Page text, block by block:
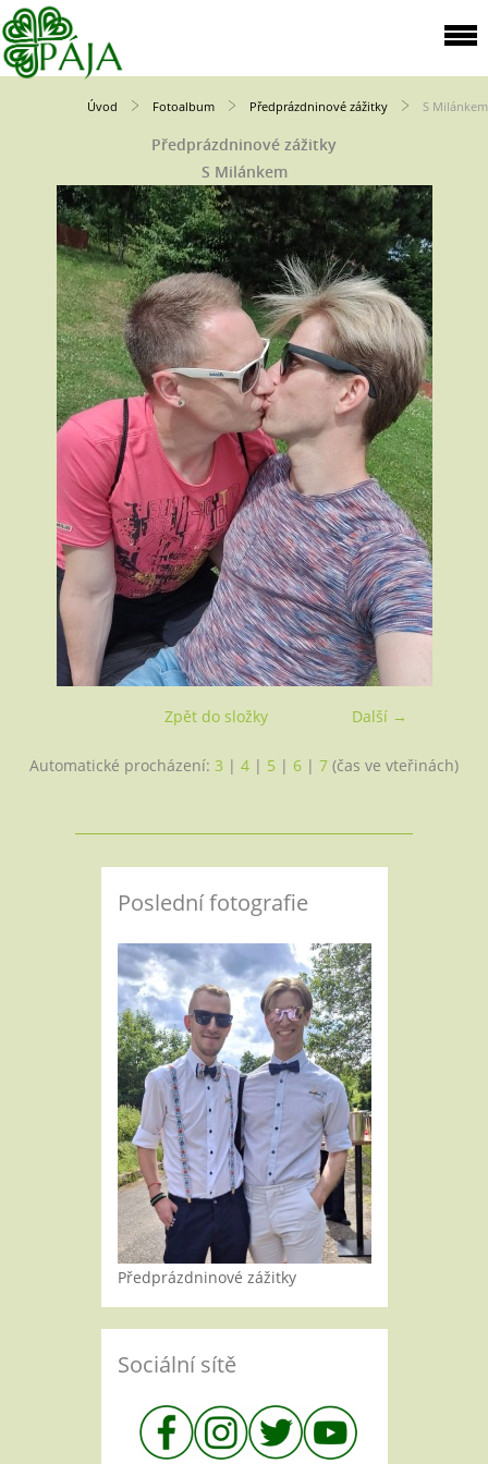
Úvod Fotoalbum Předprázdninové zážitky S Milánkem
Předprázdninové zážitky
S Milánkem
Další →
Zpět do složky
Automatické procházení: 3 | 4 | 5 | 6 | 7 (čas ve vteřinách)
Poslední fotografie
Předprázdninové zážitky
Sociální sítě